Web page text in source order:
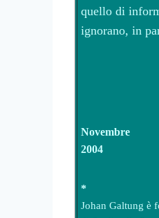
quello di
ignorano, in
Novembre
2004
*
Johan Galtung è